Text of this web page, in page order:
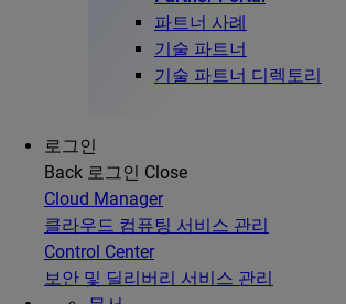
파트너 사례
기술 파트너
기술 파트너 디렉토리
로그인
Back 로그인 Close
Cloud Manager
클라우드 컴퓨팅 서비스 관리
Control Center
보안 및 딜리버리 서비스 관리